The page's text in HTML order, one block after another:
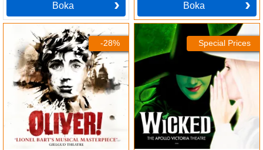
Boka Boka
-28% Special Prices
Wicked